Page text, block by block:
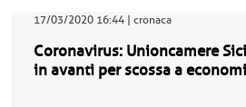
17/03/2020 16:44 | cronaca
Coronavirus: Unioncamere
in avanti per scossa a